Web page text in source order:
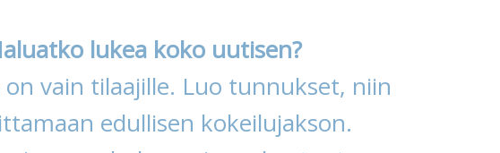
lukea koko uutisen?
vain tilaajille. Luo tunnukset, niin
edullisen kokeilujakson.